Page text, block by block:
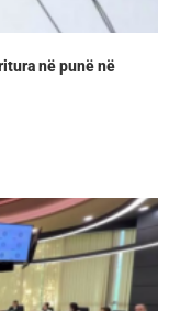
në punë në